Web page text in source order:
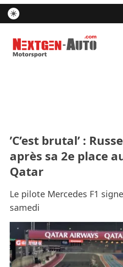
Nextgen-Auto.com
’C’est brutal’ :
après sa 2e place
Qatar
Le pilote Mercedes F1
samedi